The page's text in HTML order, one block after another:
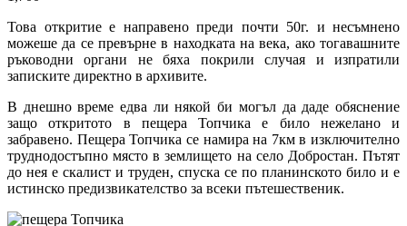
Това откритие е направено преди почти 50г. и несъмнено
можеше да се превърне в находката на века, ако тогавашните
ръководни органи не бяха покрили случая и изпратили
записките директно в архивите.
В днешно време едва ли някой би могъл да даде обяснение
защо откритото в пещера Топчика е било нежелано и
забравено. Пещера Топчика се намира на 7км в изключително
труднодостъпно място в землището на село Добростан. Пътят
до нея е скалист и труден, спуска се по планинското било и е
истинско предизвикателство за всеки пътешественик.